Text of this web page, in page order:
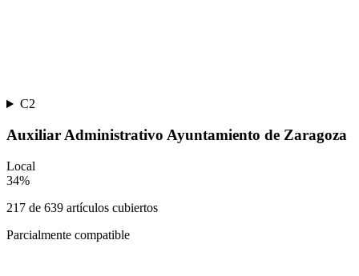
C2
Auxiliar Administrativo Ayuntamiento de Zaragoza
Local
34%
217 de 639 artículos cubiertos
Parcialmente compatible